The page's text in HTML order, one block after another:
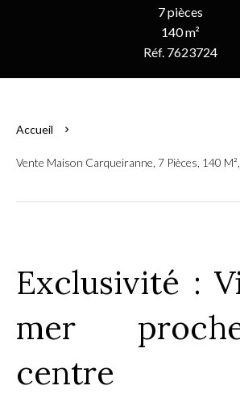
7 pièces
140 m²
Réf. 7623724
Accueil
Vente Maison Carqueiranne, 7 Pièces, 140
Exclusivité :
mer